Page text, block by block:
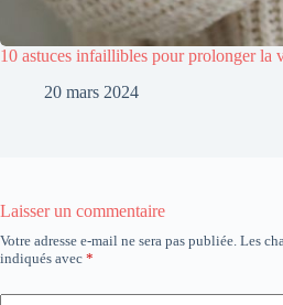
10 astuces infaillibles pour prolonger la
20 mars 2024
Laisser un commentaire
Votre adresse e-mail ne sera pas publiée. Les
indiqués avec *